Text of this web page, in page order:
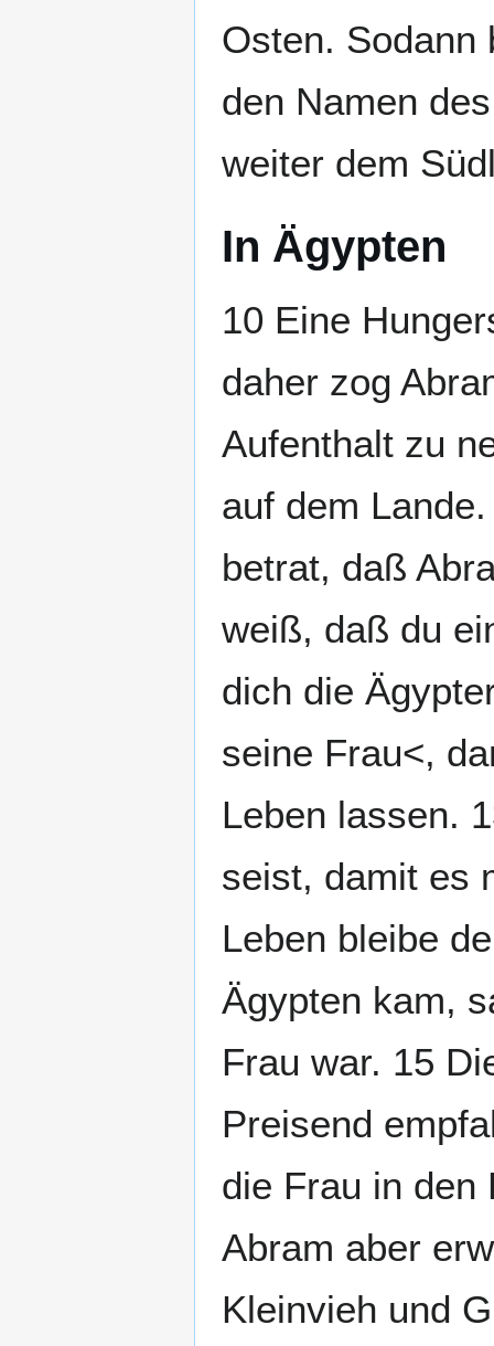
Osten. Sodann
den Namen
weiter dem
In Ägypten
10 Eine
daher zog
Aufenthalt zu
auf dem
betrat, daß
weiß, daß du
dich die
seine Frau<,
Leben lassen.
seist, damit es
Leben bleibe
Ägypten kam,
Frau war. 15
Preisend
die Frau in den
Abram aber
Kleinvieh und